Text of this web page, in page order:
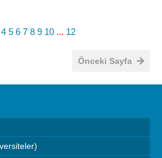
4 5 6 7 8 9 10 ... 12
Önceki Sayfa